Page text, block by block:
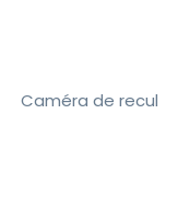
Caméra de recul